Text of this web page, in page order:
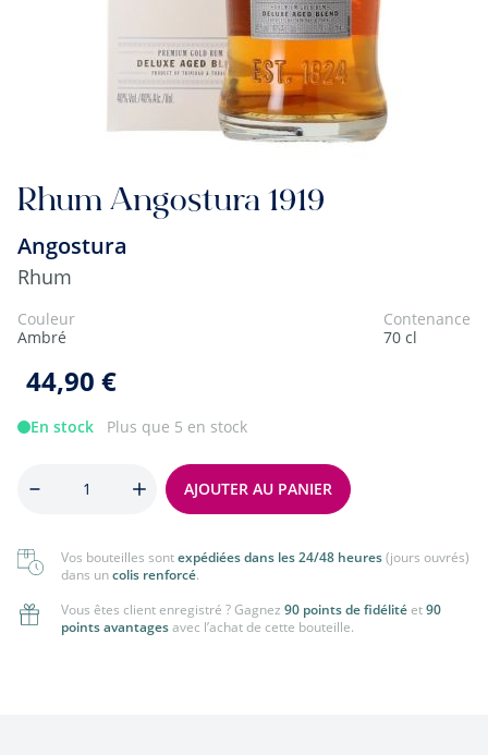
Rhum Angostura 1919
Angostura
Rhum
Couleur
Ambré
Contenance
70 cl
44,90 €
En stock Plus que 5 en stock
AJOUTER AU PANIER
Vos bouteilles sontexpédiées dans les 24/48 heures(jours ouvrés)
dans uncolis renforcé.
Vous êtes client enregistré ? Gagnez 90 points de fidélité et90
points avantagesavec l’achat de cette bouteille.